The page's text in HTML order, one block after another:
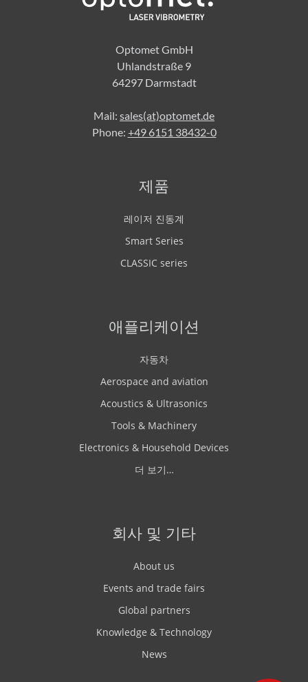
Optomet GmbH
Uhlandstraße 9
64297 Darmstadt
Mail: sales(at)optomet.de
Phone: +49 6151 38432-0
제품
레이저 진동계
Smart Series
CLASSIC series
애플리케이션
자동차
Aerospace and aviation
Acoustics & Ultrasonics
Tools & Machinery
Electronics & Household Devices
더 보기…
회사 및 기타
About us
Events and trade fairs
Global partners
Knowledge & Technology
News